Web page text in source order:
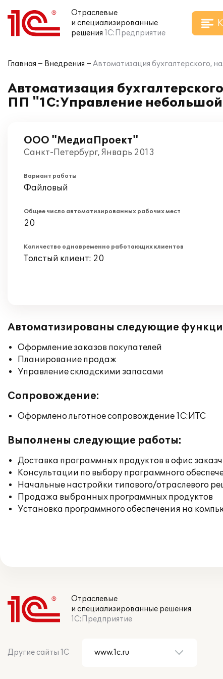
Отраслевые
и специализированные
решения 1С:Предприятие
Главная Внедрения Автоматизация бухгалтерского,
Автоматизация
ПП "1С:Управление
ООО "МедиаПроект"
Санкт-Петербург, Январь 2013
Вариант работы
Файловый
Общее число автоматизированных рабочих мест
20
Количество одновременно работающих клиентов
Толстый клиент: 20
Автоматизированы следующие
Оформление заказов покупателей
Планирование продаж
Управление складскими запасами
Сопровождение:
Оформлено льготное сопровождение 1С:ИТС
Выполнены следующие работы:
Доставка программных продуктов в офис
Консультации по выбору программного
Начальные настройки типового/отраслевого
Продажа выбранных программных продуктов
Установка программного обеспечения на
Отраслевые
и специализированные решения
1С:Предприятие
Другие сайты 1С